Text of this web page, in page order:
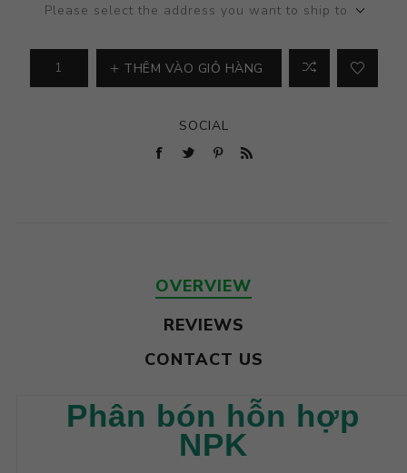
Please select the address you want to ship to
THÊM VÀO GIỎ HÀNG
SOCIAL
OVERVIEW
REVIEWS
CONTACT US
Phân bón hỗn hợp
NPK